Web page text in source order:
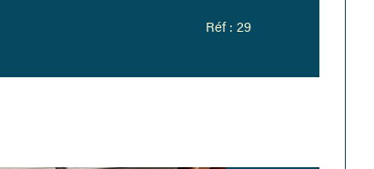
Réf : 29